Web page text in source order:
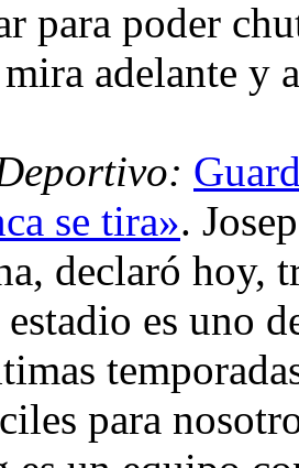
para poder
adelante y
se tira».
declaró hoy,
estadio es uno
para